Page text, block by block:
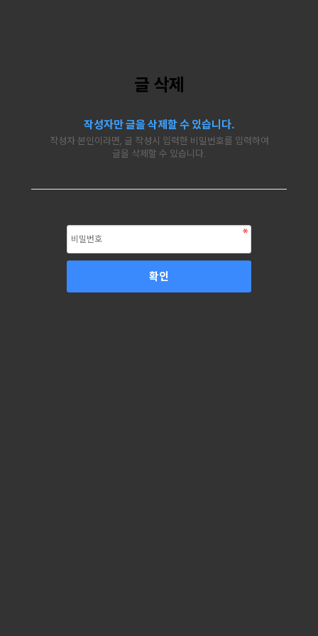
글 삭제
작성자만 글을 삭제할 수 있습니다.
작성자 본인이라면, 글 작성시 입력한 비밀번호를 입력하여
글을 삭제할 수 있습니다.